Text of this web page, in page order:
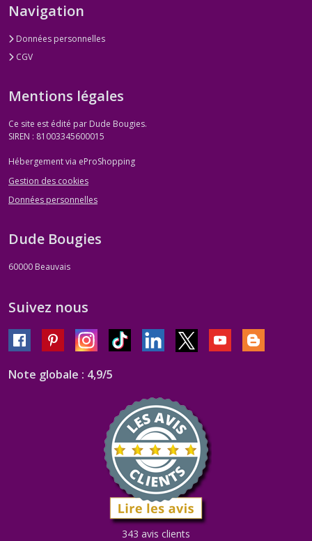
Navigation
Données personnelles
CGV
Mentions légales
Ce site est édité par Dude Bougies.
SIREN : 81003345600015
Hébergement via eProShopping
Gestion des cookies
Données personnelles
Dude Bougies
60000 Beauvais
Suivez nous
Note globale : 4,9/5
343 avis clients